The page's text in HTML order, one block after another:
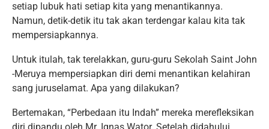
setiap lubuk hati setiap kita yang menantikannya.
Namun, detik-detik itu tak akan terdengar kalau kita tak
mempersiapkannya.
Untuk itulah, tak terelakkan, guru-guru Sekolah Saint John
-Meruya mempersiapkan diri demi menantikan kelahiran
sang juruselamat. Apa yang dilakukan?
Bertemakan, “Perbedaan itu Indah” mereka merefleksikan